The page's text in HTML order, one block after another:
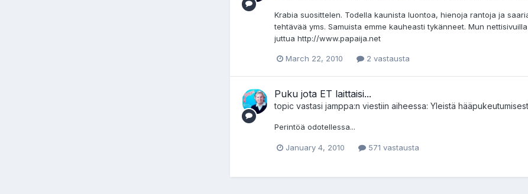
Krabia suosittelen. Todella kaunista luontoa, hienoja rantoja ja
tehtävää yms. Samuista emme kauheasti tykänneet. Mun
juttua http://www.papaija.net
March 22, 2010 2 vastausta
Puku jota ET laittaisi...
topic vastasi jamppa:n viestiin aiheessa: Yleistä
Perintöä odotellessa...
January 4, 2010 571 vastausta